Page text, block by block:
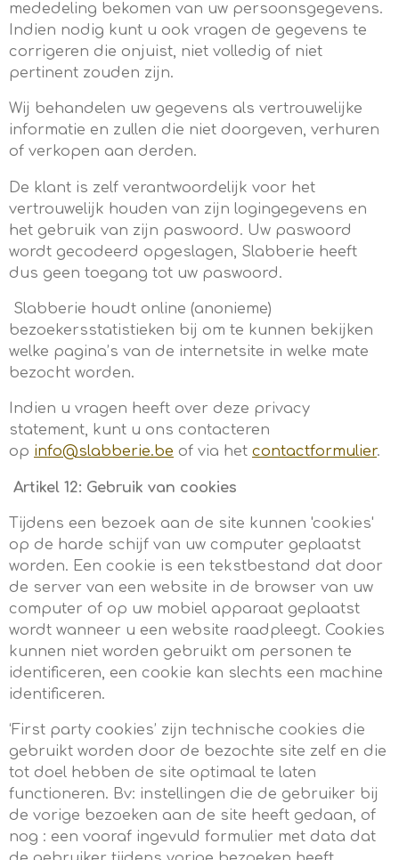
mededeling bekomen van uw persoonsgegevens.
Indien nodig kunt u ook vragen de gegevens te
corrigeren die onjuist, niet volledig of niet
pertinent zouden zijn.
Wij behandelen uw gegevens als vertrouwelijke
informatie en zullen die niet doorgeven, verhuren
of verkopen aan derden.
De klant is zelf verantwoordelijk voor het
vertrouwelijk houden van zijn logingegevens en
het gebruik van zijn paswoord. Uw paswoord
wordt gecodeerd opgeslagen, Slabberie heeft
dus geen toegang tot uw paswoord.
Slabberie houdt online (anonieme)
bezoekersstatistieken bij om te kunnen bekijken
welke pagina’s van de internetsite in welke mate
bezocht worden.
Indien u vragen heeft over deze privacy
statement, kunt u ons contacteren
op info@slabberie.be of via het contactformulier.
Artikel 12: Gebruik van cookies
Tijdens een bezoek aan de site kunnen 'cookies'
op de harde schijf van uw computer geplaatst
worden. Een cookie is een tekstbestand dat door
de server van een website in de browser van uw
computer of op uw mobiel apparaat geplaatst
wordt wanneer u een website raadpleegt. Cookies
kunnen niet worden gebruikt om personen te
identificeren, een cookie kan slechts een machine
identificeren.
‘First party cookies’ zijn technische cookies die
gebruikt worden door de bezochte site zelf en die
tot doel hebben de site optimaal te laten
functioneren. Bv: instellingen die de gebruiker bij
de vorige bezoeken aan de site heeft gedaan, of
nog : een vooraf ingevuld formulier met data dat